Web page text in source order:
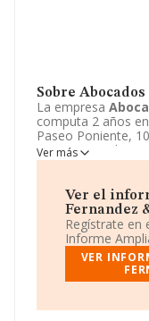
Sobre
La empresa
computa 2 años
Paseo Poniente,
se encuentra la
Garcia Sc. El
Fernandez &
Ver más
Ver el
Fernandez
Regístrate en
Informe
VER